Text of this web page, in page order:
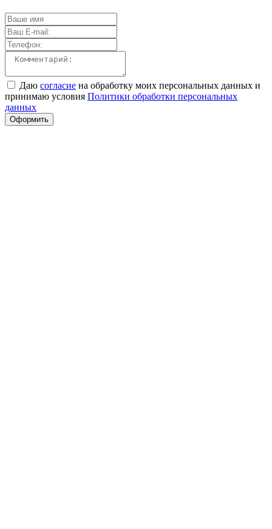
Даю согласие на обработку моих персональных данных и
принимаю условия Политики обработки персональных
данных
Оформить